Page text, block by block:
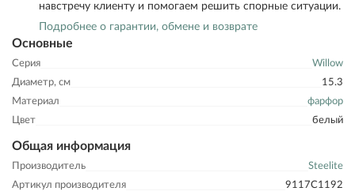
Основные
Серия
Willow
Диаметр, см
15.3
Материал
фарфор
Цвет
белый
Общая информация
Производитель
Steelite
Артикул производителя
9117C1192
навстречу клиенту и помогаем решить спорные ситуации.
Подробнее о гарантии, обмене и возврате